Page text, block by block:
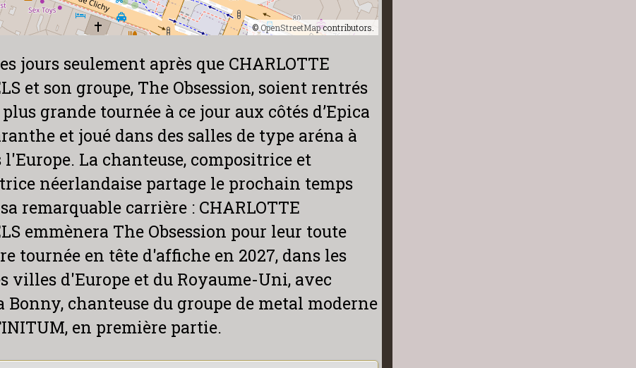
© OpenStreetMapcontributors.
jours seulement après que CHARLOTTE
et son groupe, The Obsession, soient rentrés
grande tournée à ce jour aux côtés d’Epica
et joué dans des salles de type aréna à
La chanteuse, compositrice et
néerlandaise partage le prochain temps
remarquable carrière : CHARLOTTE
emmènera The Obsession pour leur toute
tournée en tête d'affiche en 2027, dans les
villes d'Europe et du Royaume-Uni, avec
Bonny, chanteuse du groupe de metal moderne
en première partie.